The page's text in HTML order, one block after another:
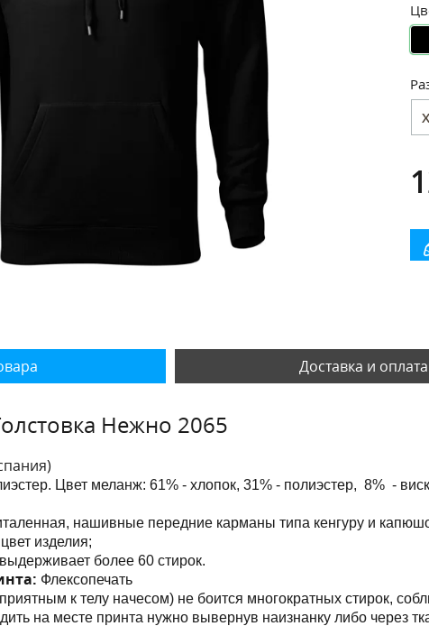
Доставка и оплата
Нежно 2065
Цвет меланж: 61% - хлопок, 31% - полиэстер, 8% -
нашивные передние карманы типа кенгуру и
изделия;
более 60 стирок.
Флексопечать
к телу начесом) не боится многократных стирок,
на месте принта нужно вывернув наизнанку либо через